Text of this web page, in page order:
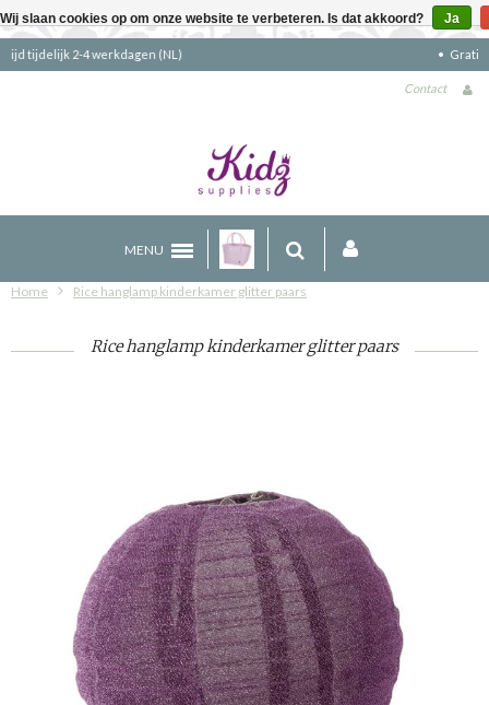
Contact
MENU
Home Rice hanglamp kinderkamer glitter paars
Rice hanglamp kinderkamer glitter paars
Wij slaan cookies op om onze website te verbeteren. Is dat akkoord? Ja